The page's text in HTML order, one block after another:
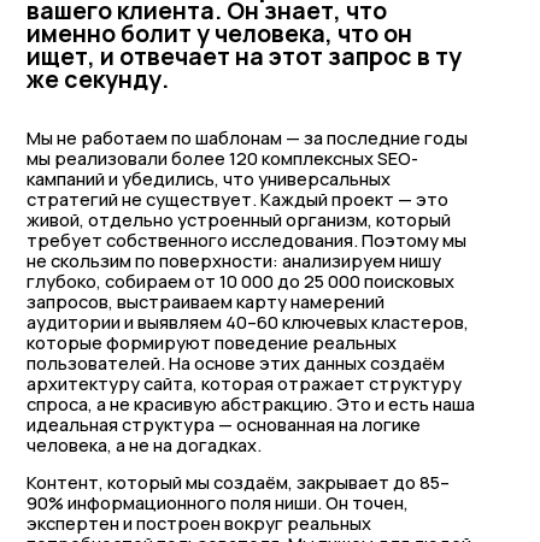
вашего клиента. Он знает, что
именно болит у человека, что он
ищет, и отвечает на этот запрос в ту
же секунду.
Мы не работаем по шаблонам — за последние годы
мы реализовали более 120 комплексных SEO-
кампаний и убедились, что универсальных
стратегий не существует. Каждый проект — это
живой, отдельно устроенный организм, который
требует собственного исследования. Поэтому мы
не скользим по поверхности: анализируем нишу
глубоко, собираем от 10 000 до 25 000 поисковых
запросов, выстраиваем карту намерений
аудитории и выявляем 40–60 ключевых кластеров,
которые формируют поведение реальных
пользователей. На основе этих данных создаём
архитектуру сайта, которая отражает структуру
спроса, а не красивую абстракцию. Это и есть наша
идеальная структура — основанная на логике
человека, а не на догадках.
Контент, который мы создаём, закрывает до 85–
90% информационного поля ниши. Он точен,
экспертен и построен вокруг реальных